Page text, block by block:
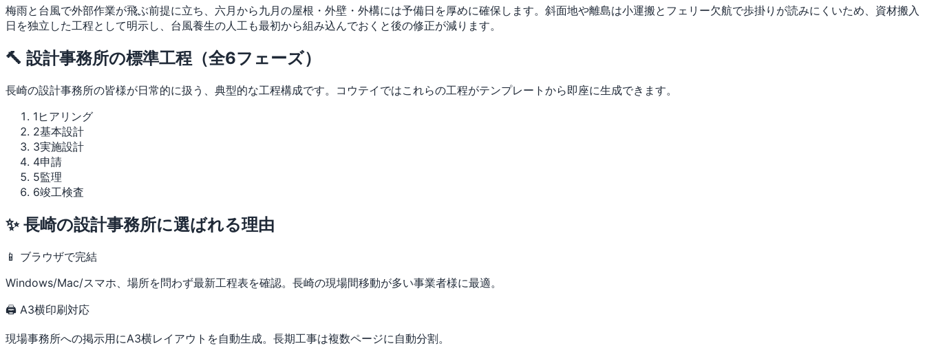
梅雨と台風で外部作業が飛ぶ前提に立ち、六月から九月の屋根・外壁・外構には予備日を厚めに確保します。斜面地や離島は小運搬とフェリー欠航で歩掛りが読みにくいため、資材搬入
日を独立した工程として明示し、台風養生の人工も最初から組み込んでおくと後の修正が減ります。
🔨 設計事務所の標準工程（全6フェーズ）
長崎の設計事務所の皆様が日常的に扱う、典型的な工程構成です。コウテイではこれらの工程がテンプレートから即座に生成できます。
1 ヒアリング
2基本設計
3実施設計
4申請
5監理
6竣工検査
✨ 長崎の設計事務所に選ばれる理由
📱 ブラウザで完結
Windows/Mac/スマホ、場所を問わず最新工程表を確認。長崎の現場間移動が多い事業者様に最適。
🖨 A3横印刷対応
現場事務所への掲示用にA3横レイアウトを自動生成。長期工事は複数ページに自動分割。